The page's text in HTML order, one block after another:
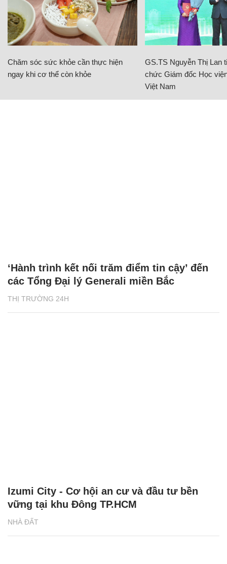
Chăm sóc sức khỏe cần thực hiện
ngay khi cơ thể còn khỏe
GS.TS Nguyễn Thị Lan
chức Giám đốc Học
Việt Nam
THỊ TRƯỜNG 24H
‘Hành trình kết nối trăm điểm tin cậy’ đến
các Tổng Đại lý Generali miền Bắc
NHÀ ĐẤT
Izumi City - Cơ hội an cư và đầu tư bền
vững tại khu Đông TP.HCM